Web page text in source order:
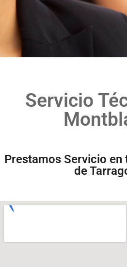
Servicio
Prestamos Servicio en
de